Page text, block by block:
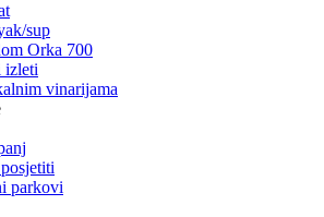
sup
Orka 700
izleti
vinarijama
parkovi